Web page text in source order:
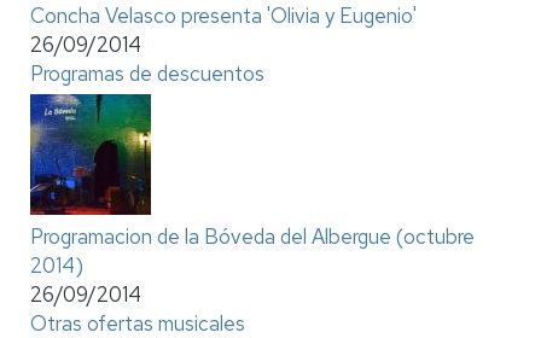
Concha Velasco presenta 'Olivia y Eugenio'
26/09/2014
Programas de descuentos
Programacion de la Bóveda del Albergue (octubre
2014)
26/09/2014
Otras ofertas musicales